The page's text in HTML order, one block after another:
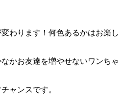
わります！何色あるかはお楽し
かお友達を増やせないワンちゃ
ャンスです。